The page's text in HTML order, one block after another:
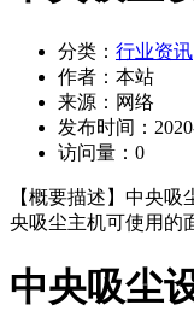
分类： 行业资讯
作者： 本站
来源： 网络
发布时间：
访问量： 0
【概要描述】 中央吸
央吸尘主机可使用的
中央吸尘